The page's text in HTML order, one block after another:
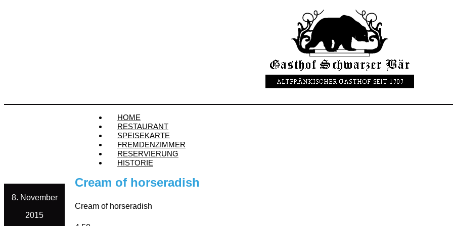
HOME
RESTAURANT
SPEISEKARTE
FREMDENZIMMER
RESERVIERUNG
HISTORIE
8. November
2015
Cream of horseradish
Cream of horseradish